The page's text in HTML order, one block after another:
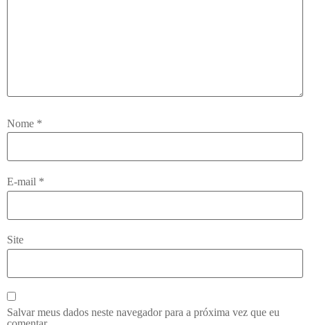
Nome *
E-mail *
Site
Salvar meus dados neste navegador para a próxima vez que eu